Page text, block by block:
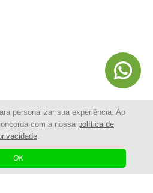
personalizar sua experiência. Ao
com a nossa política de
.
OK
Elétrica | Todos os Direitos